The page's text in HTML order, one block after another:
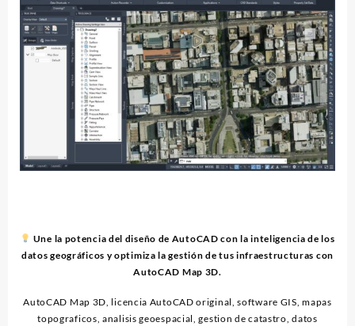
Une la potencia del diseño de AutoCAD con la inteligencia de los
datos geográficos y optimiza la gestión de tus infraestructuras con
AutoCAD Map 3D.
AutoCAD Map 3D, licencia AutoCAD original, software GIS, mapas
topograficos, analisis geoespacial, gestion de catastro, datos